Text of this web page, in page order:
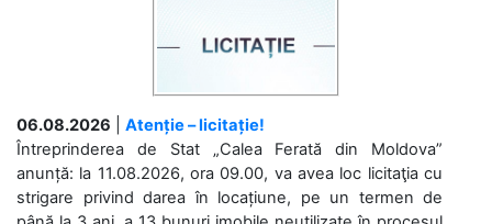
06.08.2026
Atenție – licitație!
Întreprinderea de Stat „Calea Ferată din Moldova”
anunță: la 11.08.2026, ora 09.00, va avea loc licitaţia cu
strigare privind darea în locațiune, pe un termen de